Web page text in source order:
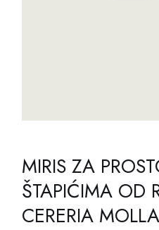
MIRIS ZA
ŠTAPIĆIMA OD
CERERIA